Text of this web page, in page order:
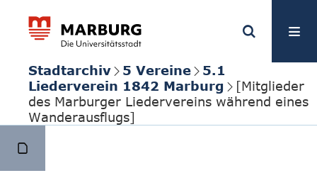
Stadtarchiv 5 Vereine
5.1
Liederverein 1842 Marburg
[Mitglieder
des Marburger Liedervereins während eines
Wanderausflugs]